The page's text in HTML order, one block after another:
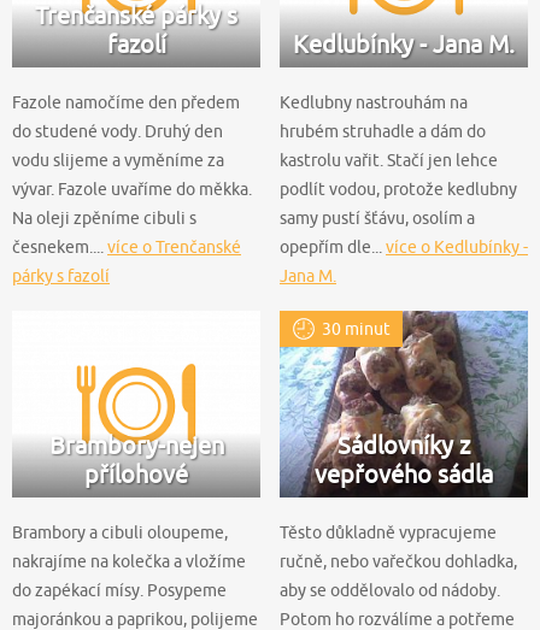
Trenčanské párky s
fazolí
Fazole namočíme den předem
do studené vody. Druhý den
vodu slijeme a vyměníme za
vývar. Fazole uvaříme do měkka.
Na oleji zpěníme cibuli s
česnekem....více o Trenčanské
párky s fazolí
Kedlubínky - Jana M.
Kedlubny nastrouhám na
hrubém struhadle a dám do
kastrolu vařit. Stačí jen lehce
podlít vodou, protože kedlubny
samy pustí šťávu, osolím a
opepřím dle...více o Kedlubínky -
Jana M.
Brambory-nejen
přílohové
Brambory a cibuli oloupeme,
nakrajíme na kolečka a vložíme
do zapékací mísy. Posypeme
majoránkou a paprikou, polijeme
30 minut
Sádlovníky z
vepřového sádla
Těsto důkladně vypracujeme
ručně, nebo vařečkou dohladka,
aby se oddělovalo od nádoby.
Potom ho rozválíme a potřeme